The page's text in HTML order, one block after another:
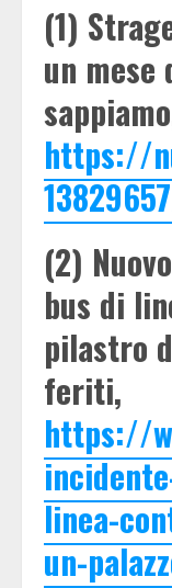
(1)
un mese
https://
(2)
bus di
pilastro
feriti,
https://
linea-
un-